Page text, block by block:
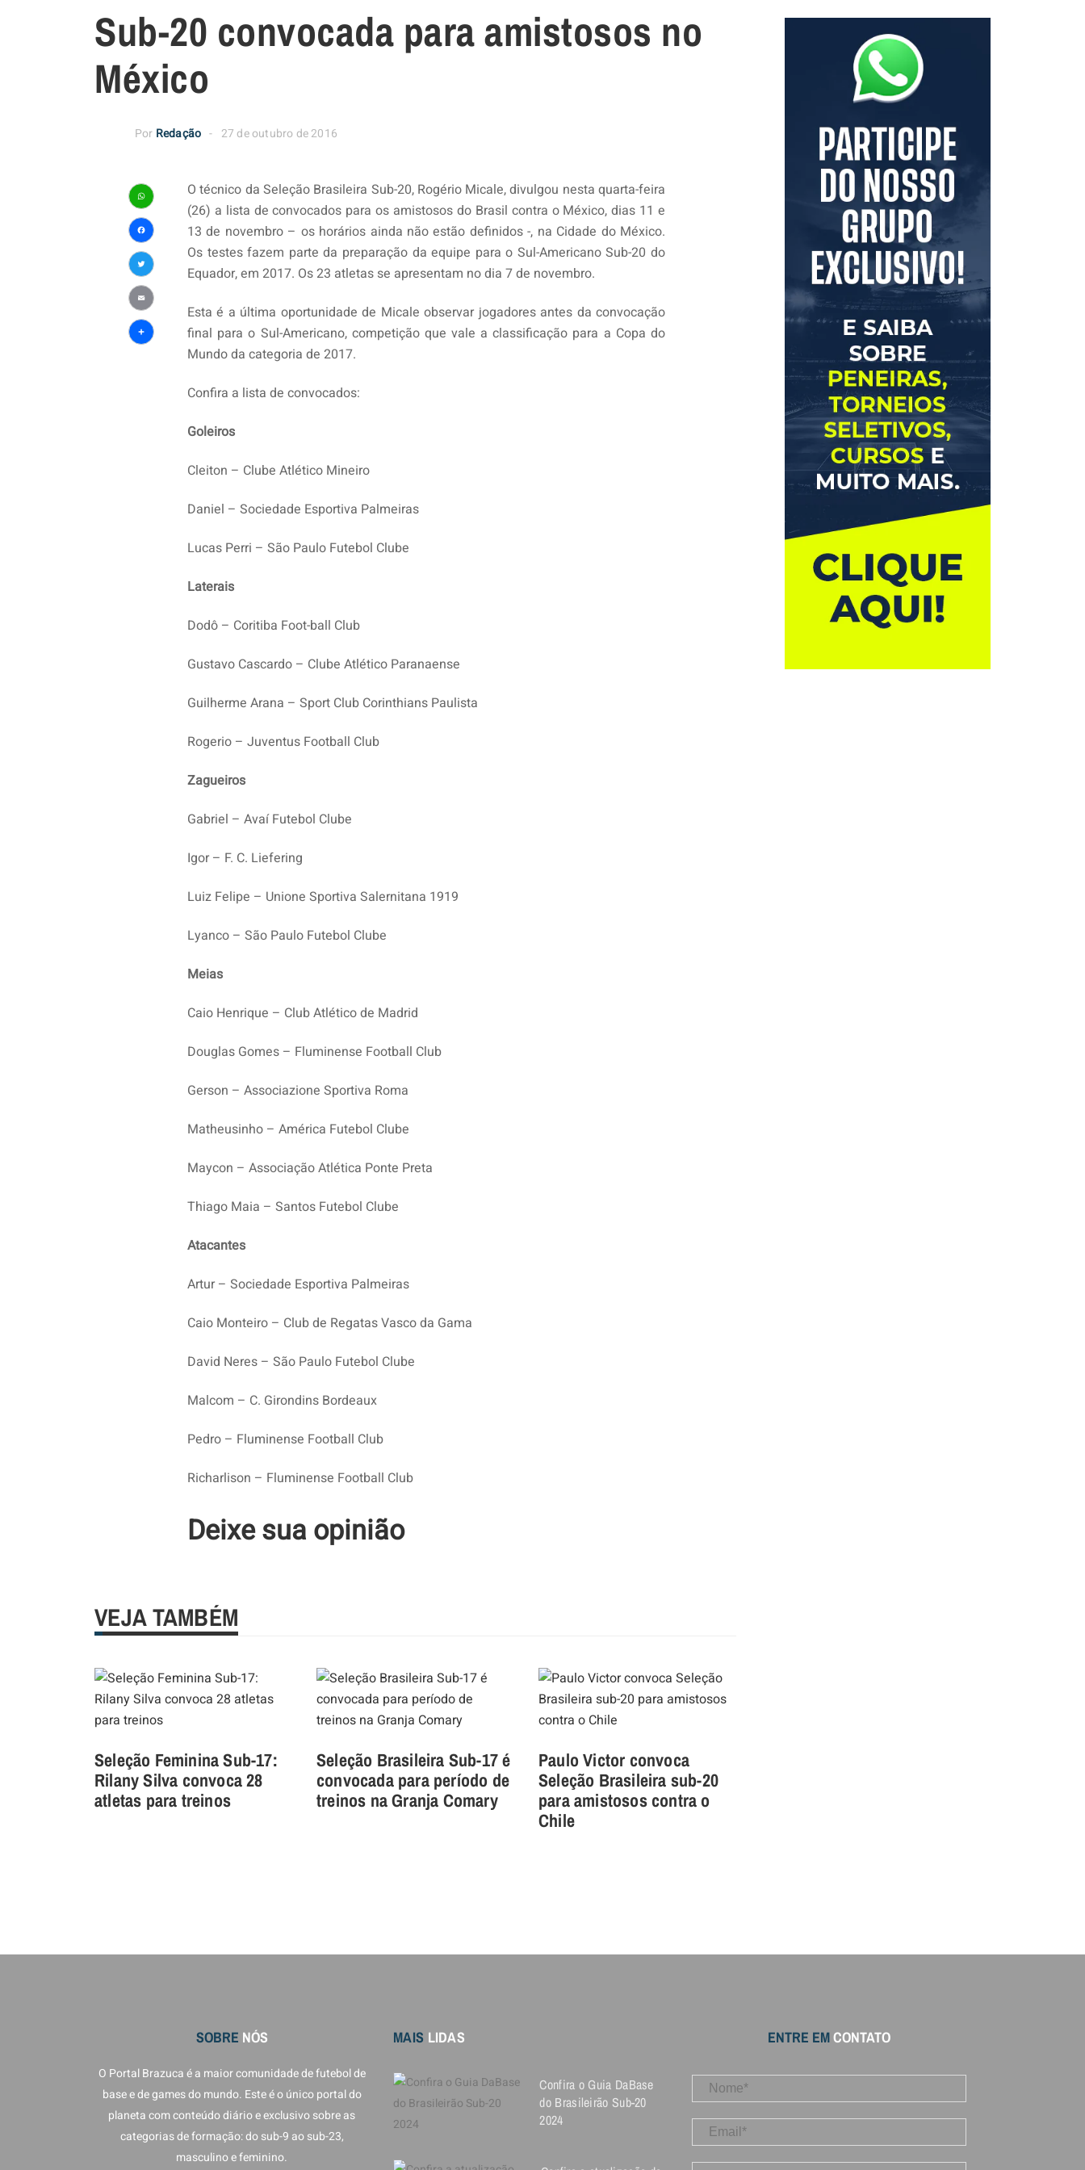
Sub-20 convocada para amistosos no
México
Por Redação 27 de outubro de 2016
WhatsApp
Facebook
Twitter
Email
Share
O técnico da Seleção Brasileira Sub-20, Rogério Micale, divulgou nesta quarta-feira
(26) a lista de convocados para os amistosos do Brasil contra o México, dias 11 e
13 de novembro – os horários ainda não estão definidos -, na Cidade do México.
Os testes fazem parte da preparação da equipe para o Sul-Americano Sub-20 do
Equador, em 2017. Os 23 atletas se apresentam no dia 7 de novembro.
Esta é a última oportunidade de Micale observar jogadores antes da convocação
final para o Sul-Americano, competição que vale a classificação para a Copa do
Mundo da categoria de 2017.
Confira a lista de convocados:
Goleiros
Cleiton – Clube Atlético Mineiro
Daniel – Sociedade Esportiva Palmeiras
Lucas Perri – São Paulo Futebol Clube
Laterais
Dodô – Coritiba Foot-ball Club
Gustavo Cascardo – Clube Atlético Paranaense
Guilherme Arana – Sport Club Corinthians Paulista
Rogerio – Juventus Football Club
Zagueiros
Gabriel – Avaí Futebol Clube
Igor – F. C. Liefering
Luiz Felipe – Unione Sportiva Salernitana 1919
Lyanco – São Paulo Futebol Clube
Meias
Caio Henrique – Club Atlético de Madrid
Douglas Gomes – Fluminense Football Club
Gerson – Associazione Sportiva Roma
Matheusinho – América Futebol Clube
Maycon – Associação Atlética Ponte Preta
Thiago Maia – Santos Futebol Clube
Atacantes
Artur – Sociedade Esportiva Palmeiras
Caio Monteiro – Club de Regatas Vasco da Gama
David Neres – São Paulo Futebol Clube
Malcom – C. Girondins Bordeaux
Pedro – Fluminense Football Club
Richarlison – Fluminense Football Club
Deixe sua opinião
VEJA TAMBÉM
Seleção Feminina Sub-17:
Rilany Silva convoca 28
atletas para treinos
Seleção Brasileira Sub-17 é
convocada para período de
treinos na Granja Comary
Paulo Victor convoca
Seleção Brasileira sub-20
para amistosos contra o
Chile
SOBRE NÓS
O Portal Brazuca é a maior comunidade de futebol de
base e de games do mundo. Este é o único portal do
planeta com conteúdo diário e exclusivo sobre as
categorias de formação: do sub-9 ao sub-23,
masculino e feminino.
MAIS LIDAS
Confira o Guia DaBase
do Brasileirão Sub-20
2024
ENTRE EMCONTATO